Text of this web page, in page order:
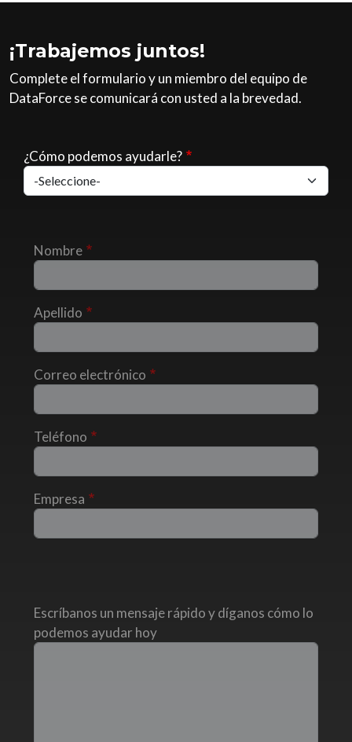
¡Trabajemos juntos!
Complete el formulario y un miembro del equipo de
DataForce se comunicará con usted a la brevedad.
¿Cómo podemos ayudarle?
Nombre
Apellido
Correo electrónico
Teléfono
Empresa
Escríbanos un mensaje rápido y díganos cómo lo
podemos ayudar hoy